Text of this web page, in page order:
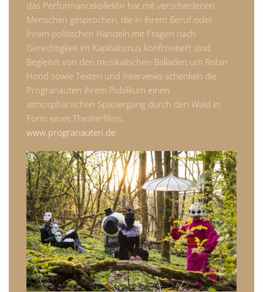
das Performancekollektiv hat mit verschiedenen
Menschen gesprochen, die in ihrem Beruf oder
ihrem politischen Handeln mit Fragen nach
Gerechtigkeit im Kapitalismus konfrontiert sind.
Begleitet von den musikalischen Balladen um Robin
Hood sowie Texten und Interviews schenken die
Progranauten ihrem Publikum einen
atmosphärischen Spaziergang durch den Wald in
Form eines Theaterfilms.
www.progranauten.de